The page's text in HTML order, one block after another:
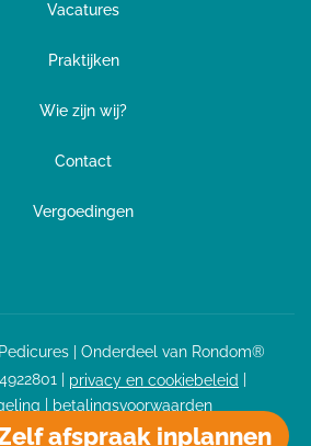
Vacatures
Praktijken
Wie zijn wij?
Contact
Vergoedingen
| Onderdeel van Rondom®
privacy en cookiebeleid
betalingsvoorwaarden